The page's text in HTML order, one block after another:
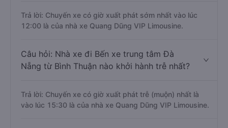
Trả lời: Chuyến xe có giờ xuất phát sớm nhất vào lúc
12:00 là của nhà xe Quang Dũng VIP Limousine.
Câu hỏi: Nhà xe đi Bến xe trung tâm Đà
Nẵng từ Bình Thuận nào khởi hành trễ nhất?
Trả lời: Chuyến xe có giờ xuất phát trễ (muộn) nhất là
vào lúc 15:30 là của nhà xe Quang Dũng VIP Limousine.